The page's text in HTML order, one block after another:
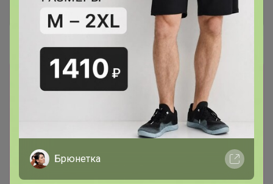
Отзывы участников
Новости
Товары из других разделов здесь 24-
ok.ru/purchase/listВсе заказы будут
объединены в одну закупку. -----------------------
-------------------------------------------------------
Можно выбирать на сайтеwww.sima-land.ru
Хотелки, что открыть пишите в телеграмм
чатеweb.telegram.org/k/
открываю оперативно, или записывайтесь
Брюнетка